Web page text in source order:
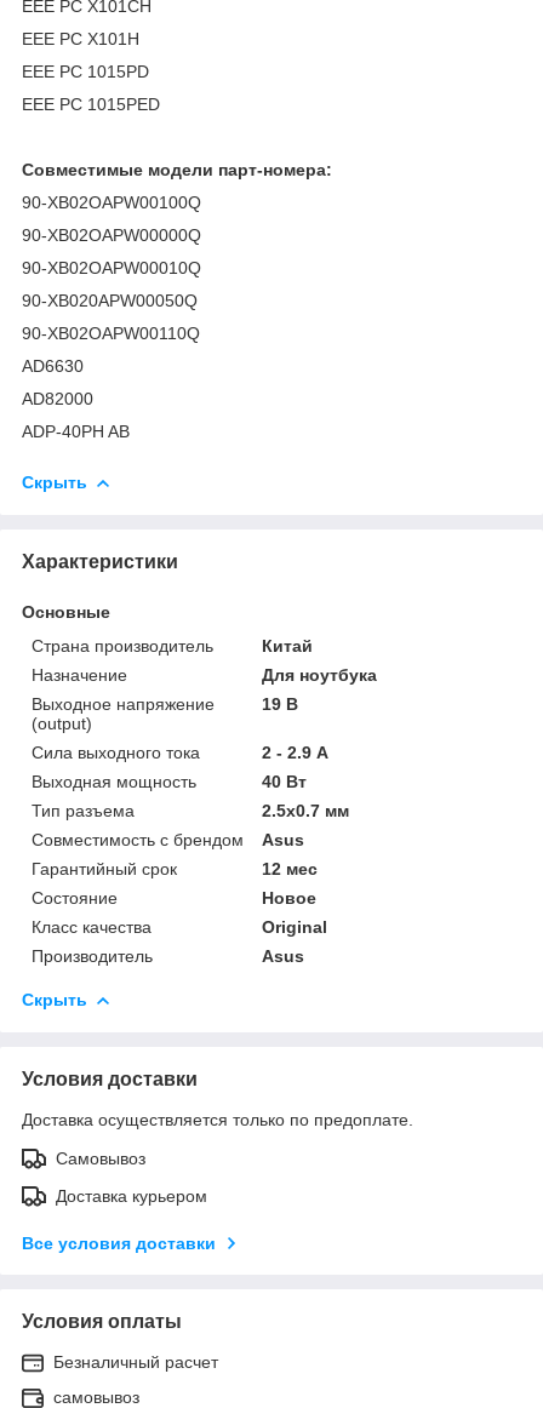
EEE PC X101CH
EEE PC X101H
EEE PC 1015PD
EEE PC 1015PED
Совместимые модели парт-номера:
90-XB02OAPW00100Q
90-XB02OAPW00000Q
90-XB02OAPW00010Q
90-XB020APW00050Q
90-XB02OAPW00110Q
AD6630
AD82000
ADP-40PH AB
Скрыть
Характеристики
Основные
Страна производитель
Китай
Назначение
Для ноутбука
Выходное напряжение
(output)
19 В
Сила выходного тока
2 - 2.9 А
Выходная мощность
40 Вт
Тип разъема
2.5x0.7 мм
Совместимость с брендом
Asus
Гарантийный срок
12 мес
Состояние
Новое
Класс качества
Original
Производитель
Asus
Скрыть
Условия доставки
Доставка осуществляется только по предоплате.
Самовывоз
Доставка курьером
Все условия доставки
Условия оплаты
Безналичный расчет
самовывоз